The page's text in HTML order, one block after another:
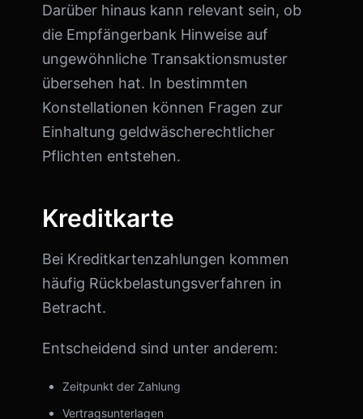
Darüber hinaus kann relevant sein, ob
die Empfängerbank Hinweise auf
ungewöhnliche Transaktionsmuster
übersehen hat. In bestimmten
Konstellationen können Fragen zur
Einhaltung geldwäscherechtlicher
Pflichten entstehen.
Kreditkarte
Bei Kreditkartenzahlungen kommen
häufig Rückbelastungsverfahren in
Betracht.
Entscheidend sind unter anderem:
Zeitpunkt der Zahlung
Vertragsunterlagen